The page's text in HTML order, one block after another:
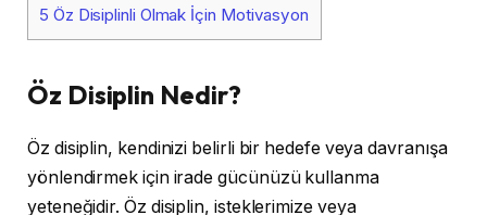
5 Öz Disiplinli Olmak İçin Motivasyon
Öz Disiplin Nedir?
Öz disiplin, kendinizi belirli bir hedefe veya davranışa
yönlendirmek için irade gücünüzü kullanma
yeteneğidir. Öz disiplin, isteklerimize veya